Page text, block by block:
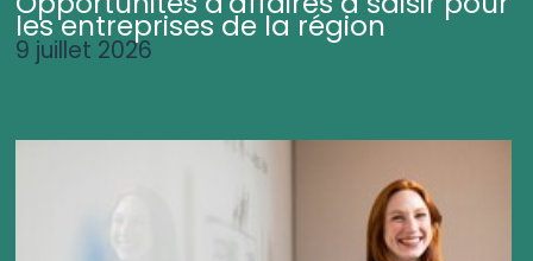
les entreprises de la région
9 juillet 2026